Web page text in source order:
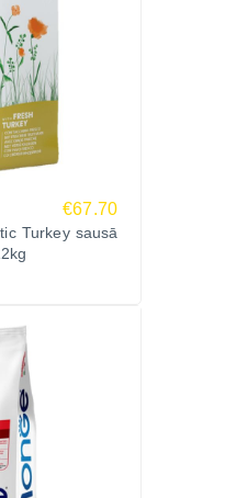
€67.70
Turkey sausā